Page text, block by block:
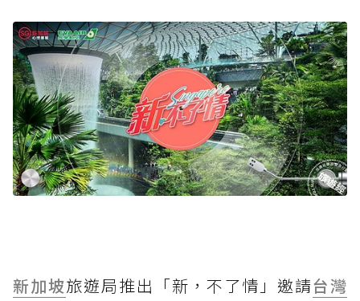
新加坡旅遊局推出「新，不了情」邀請台灣